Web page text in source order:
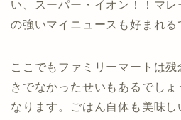
い、スーパー・イオン！！マレ
の強いマイニュースも好まれる
ここでもファミリーマートは
きでなかったせいもあるでし
なります。ごはん自体も美味し